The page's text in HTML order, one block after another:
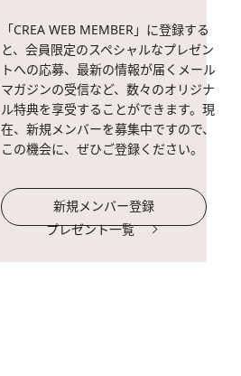
「CREA WEB MEMBER」に登録する
と、会員限定のスペシャルなプレゼン
トへの応募、最新の情報が届くメール
マガジンの受信など、数々のオリジナ
ル特典を享受することができます。現
在、新規メンバーを募集中ですので、
この機会に、ぜひご登録ください。
新規メンバー登録
プレゼント一覧